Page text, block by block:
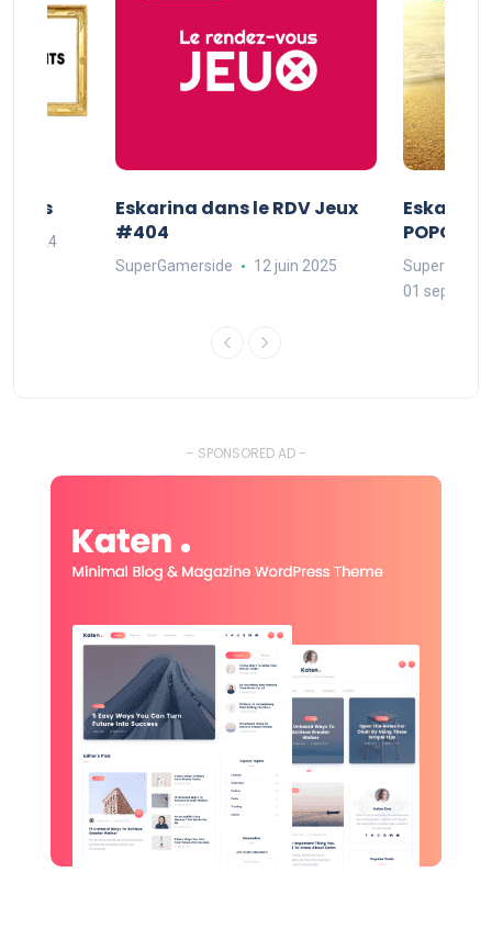
2024
Eskarina dans le RDV Jeux
#404
SuperGamerside 12 juin 2025
Eskarina
01
- SPONSORED AD -